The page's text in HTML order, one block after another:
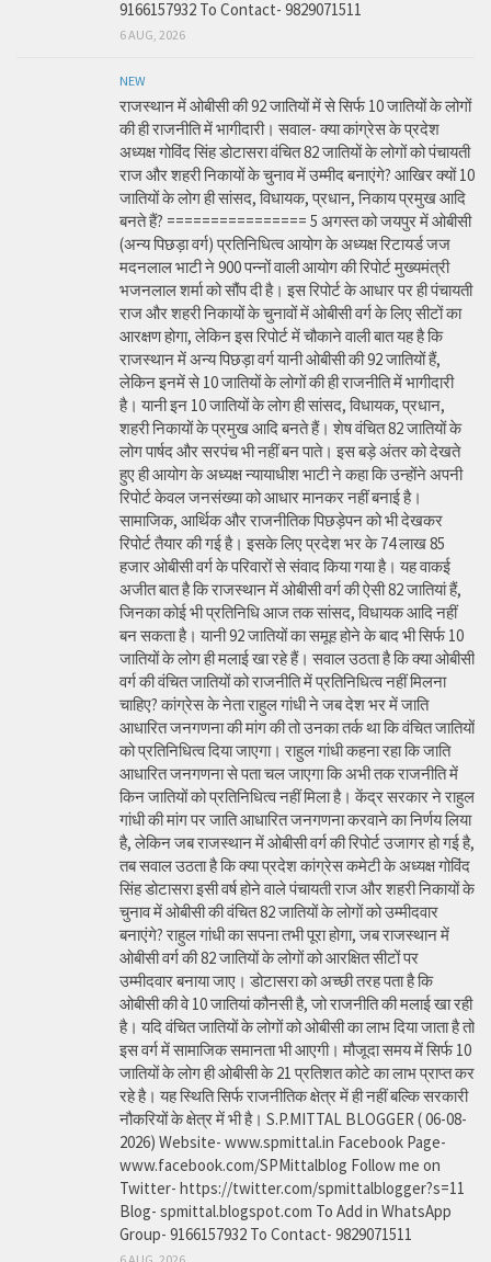
9166157932 To Contact- 9829071511
6 AUG, 2026
NEW
राजस्थान में ओबीसी की 92 जातियों में से सिर्फ 10 जातियों के लोगों
की ही राजनीति में भागीदारी। सवाल- क्या कांग्रेस के प्रदेश
अध्यक्ष गोविंद सिंह डोटासरा वंचित 82 जातियों के लोगों को पंचायती
राज और शहरी निकायों के चुनाव में उम्मीद बनाएंगे? आखिर क्यों 10
जातियों के लोग ही सांसद, विधायक, प्रधान, निकाय प्रमुख आदि
बनते हैं? ================ 5 अगस्त को जयपुर में ओबीसी
(अन्य पिछड़ा वर्ग) प्रतिनिधित्व आयोग के अध्यक्ष रिटायर्ड जज
मदनलाल भाटी ने 900 पन्नों वाली आयोग की रिपोर्ट मुख्यमंत्री
भजनलाल शर्मा को सौंप दी है। इस रिपोर्ट के आधार पर ही पंचायती
राज और शहरी निकायों के चुनावों में ओबीसी वर्ग के लिए सीटों का
आरक्षण होगा, लेकिन इस रिपोर्ट में चौकाने वाली बात यह है कि
राजस्थान में अन्य पिछड़ा वर्ग यानी ओबीसी की 92 जातियों हैं,
लेकिन इनमें से 10 जातियों के लोगों की ही राजनीति में भागीदारी
है। यानी इन 10 जातियों के लोग ही सांसद, विधायक, प्रधान,
शहरी निकायों के प्रमुख आदि बनते हैं। शेष वंचित 82 जातियों के
लोग पार्षद और सरपंच भी नहीं बन पाते। इस बड़े अंतर को देखते
हुए ही आयोग के अध्यक्ष न्यायाधीश भाटी ने कहा कि उन्होंने अपनी
रिपोर्ट केवल जनसंख्या को आधार मानकर नहीं बनाई है।
सामाजिक, आर्थिक और राजनीतिक पिछड़ेपन को भी देखकर
रिपोर्ट तैयार की गई है। इसके लिए प्रदेश भर के 74 लाख 85
हजार ओबीसी वर्ग के परिवारों से संवाद किया गया है। यह वाकई
अजीत बात है कि राजस्थान में ओबीसी वर्ग की ऐसी 82 जातियां हैं,
जिनका कोई भी प्रतिनिधि आज तक सांसद, विधायक आदि नहीं
बन सकता है। यानी 92 जातियों का समूह होने के बाद भी सिर्फ 10
जातियों के लोग ही मलाई खा रहे हैं। सवाल उठता है कि क्या ओबीसी
वर्ग की वंचित जातियों को राजनीति में प्रतिनिधित्व नहीं मिलना
चाहिए? कांग्रेस के नेता राहुल गांधी ने जब देश भर में जाति
आधारित जनगणना की मांग की तो उनका तर्क था कि वंचित जातियों
को प्रतिनिधित्व दिया जाएगा। राहुल गांधी कहना रहा कि जाति
आधारित जनगणना से पता चल जाएगा कि अभी तक राजनीति में
किन जातियों को प्रतिनिधित्व नहीं मिला है। केंद्र सरकार ने राहुल
गांधी की मांग पर जाति आधारित जनगणना करवाने का निर्णय लिया
है, लेकिन जब राजस्थान में ओबीसी वर्ग की रिपोर्ट उजागर हो गई है,
तब सवाल उठता है कि क्या प्रदेश कांग्रेस कमेटी के अध्यक्ष गोविंद
सिंह डोटासरा इसी वर्ष होने वाले पंचायती राज और शहरी निकायों के
चुनाव में ओबीसी की वंचित 82 जातियों के लोगों को उम्मीदवार
बनाएंगे? राहुल गांधी का सपना तभी पूरा होगा, जब राजस्थान में
ओबीसी वर्ग की 82 जातियों के लोगों को आरक्षित सीटों पर
उम्मीदवार बनाया जाए। डोटासरा को अच्छी तरह पता है कि
ओबीसी की वे 10 जातियां कौनसी है, जो राजनीति की मलाई खा रही
है। यदि वंचित जातियों के लोगों को ओबीसी का लाभ दिया जाता है तो
इस वर्ग में सामाजिक समानता भी आएगी। मौजूदा समय में सिर्फ 10
जातियों के लोग ही ओबीसी के 21 प्रतिशत कोटे का लाभ प्राप्त कर
रहे है। यह स्थिति सिर्फ राजनीतिक क्षेत्र में ही नहीं बल्कि सरकारी
नौकरियों के क्षेत्र में भी है। S.P.MITTAL BLOGGER ( 06-08-
2026) Website- www.spmittal.in Facebook Page-
www.facebook.com/SPMittalblog Follow me on
Twitter- https://twitter.com/spmittalblogger?s=11
Blog- spmittal.blogspot.com To Add in WhatsApp
Group- 9166157932 To Contact- 9829071511